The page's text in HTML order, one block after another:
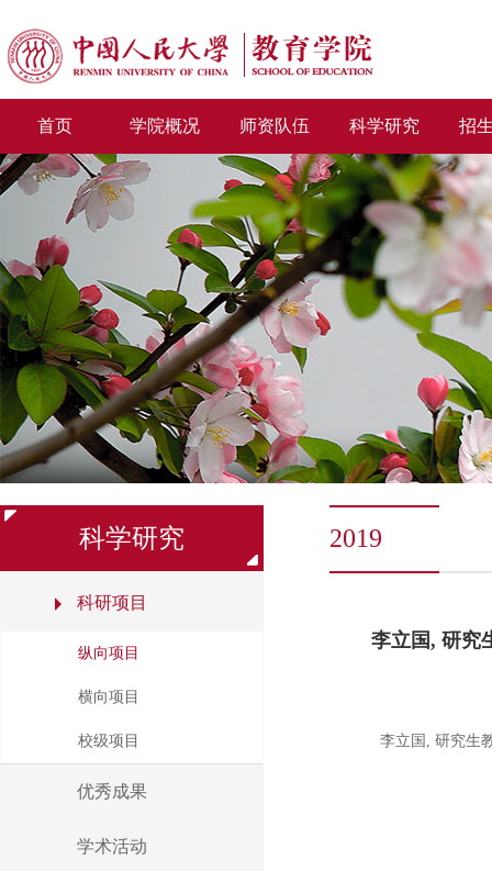
首页 学院概况 师资队伍 科学研究 招
科学研究
科研项目
纵向项目
横向项目
校级项目
优秀成果
学术活动
2019
李立国, 研究
李立国, 研究生